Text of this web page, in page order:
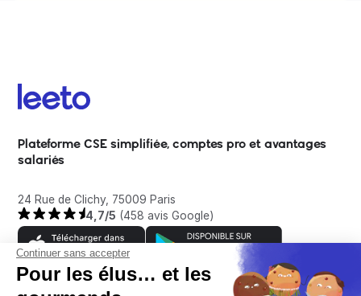
Plateforme CSE simplifiée, comptes pro et avantages
salariés
24 Rue de Clichy, 75009 Paris
4,7/5 (458 avis Google)
Continuer sans accepter
Pour les élus… et les